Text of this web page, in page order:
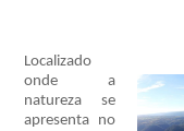
Localizado
onde a
natureza se
apresenta no